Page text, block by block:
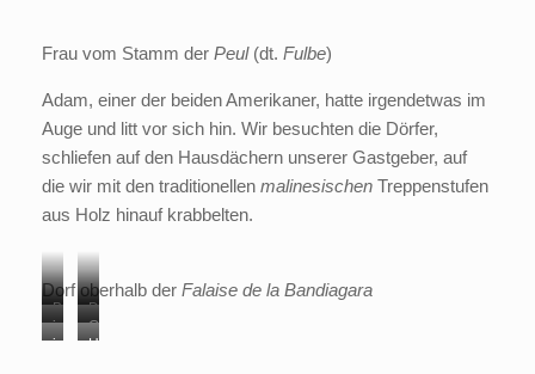
o
a
u
f
d
e
N
g
o
e
N
i
g
e
Frau vom Stamm der Peul (dt. Fulbe)
Adam, einer der beiden Amerikaner, hatte irgendetwas im
Auge und litt vor sich hin. Wir besuchten die Dörfer,
schliefen auf den Hausdächern unserer Gastgeber, auf
die wir mit den traditionellen malinesischen Treppenstufen
aus Holz hinauf krabbelten.
Dorf oberhalb der Falaise de la Bandiagara
B
a
D
o
i
G
i
H